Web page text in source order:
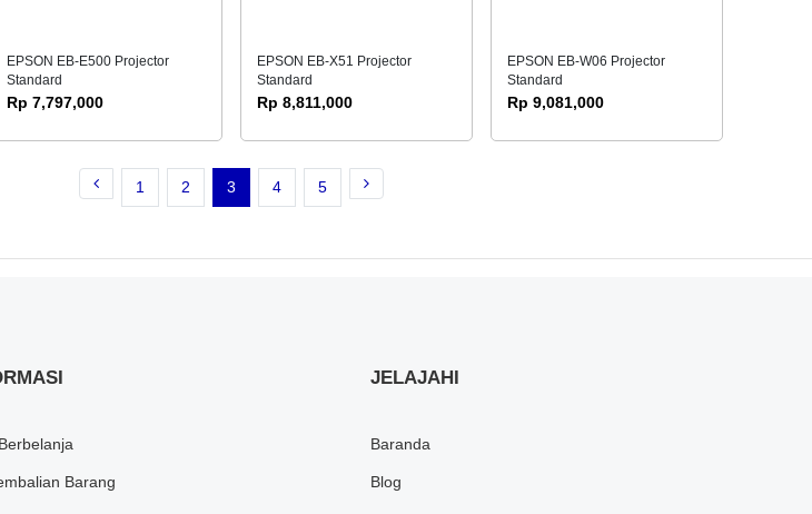
EPSON EB-E500 Projector
Standard
Rp 7,797,000
EPSON EB-X51 Projector
Standard
Rp 8,811,000
EPSON EB-W06 Projector
Standard
Rp 9,081,000
1 2 3 4 5
Barang
JELAJAHI
Baranda
Blog